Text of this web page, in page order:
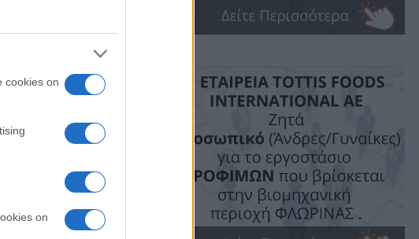
cookies on
on
Δήμο
της
Τοπικής
Υπηρεσιών.